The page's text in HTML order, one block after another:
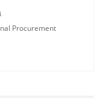
Procurement